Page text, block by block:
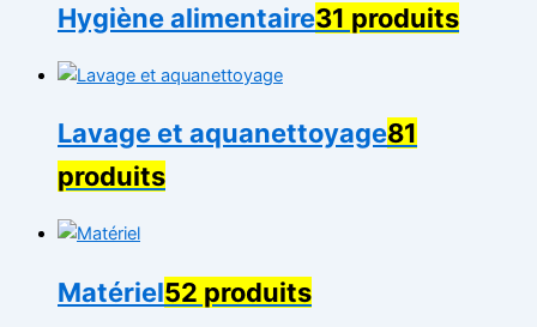
Hygiène alimentaire31 produits
Lavage et aquanettoyage81
produits
Matériel52 produits